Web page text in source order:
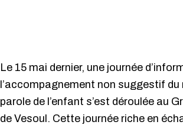
Le 15 mai dernier, une journée
l’accompagnement non suggestif du
parole de l’enfant s’est déroulée au
de Vesoul. Cette journée riche en